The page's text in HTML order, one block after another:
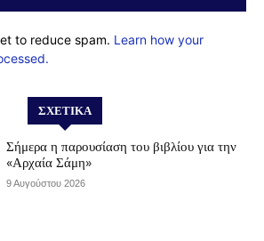
to reduce spam. Learn how your
ΣΧΕΤΙΚΆ
Σήμερα η παρουσίαση του βιβλίου για την
«Αρχαία Σάμη»
9 Αυγούστου 2026